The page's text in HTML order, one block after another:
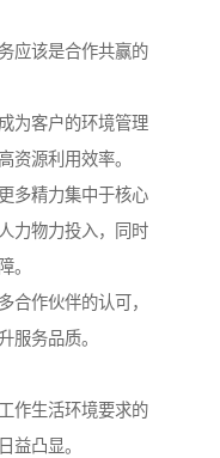
应该是合作共赢的
为客户的环境管理
资源利用效率。
多精力集中于核心
力物力投入，同时
。
合作伙伴的认可，
服务品质。
作生活环境要求的
益凸显。